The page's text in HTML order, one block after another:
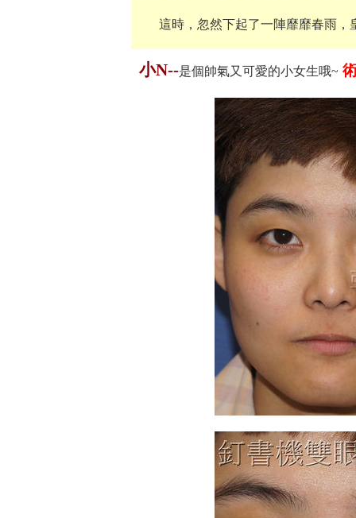
這時，忽然下起了一陣靡靡春雨，
小N--是個帥氣又可愛的小女生哦~